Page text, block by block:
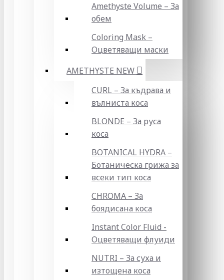
Amethyste Volume – За
обем
Coloring Mask –
Оцветяващи маски
AMETHYSTE NEW
CURL – За къдрава и
вълниста коса
BLONDE – За руса
коса
BOTANICAL HYDRA –
Ботаническа грижа за
всеки тип коса
CHROMA – За
боядисана коса
Instant Color Fluid -
Оцветяващи флуиди
NUTRI – За суха и
изтощена коса